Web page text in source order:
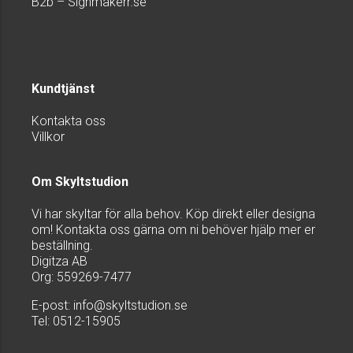
Kundtjänst
Kontakta oss
Villkor
Om Skyltstudion
Vi har skyltar för alla behov. Köp direkt eller designa
om! Kontakta oss gärna om ni behöver hjälp mer er
beställning.
Digitza AB
Org: 559269-7477
E-post: info@skyltstudion.se
Tel: 0512-15905